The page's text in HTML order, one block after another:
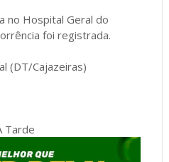
no Hospital Geral do
foi registrada.
(DT/Cajazeiras)
Tarde